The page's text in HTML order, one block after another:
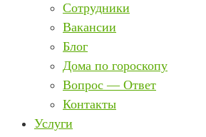
Сотрудники
Вакансии
Блог
Дома по гороскопу
Вопрос — Ответ
Контакты
Услуги